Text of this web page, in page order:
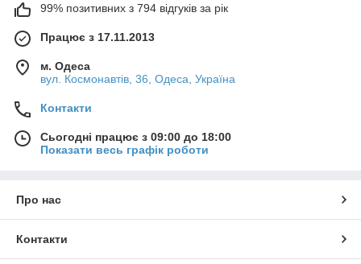
99% позитивних з 794 відгуків за рік
Працює з 17.11.2013
м. Одеса
вул. Космонавтів, 36, Одеса, Україна
Контакти
Сьогодні працює з 09:00 до 18:00
Показати весь графік роботи
Про нас
Контакти